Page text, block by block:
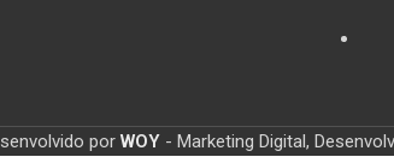
por WOY - Marketing Digital,